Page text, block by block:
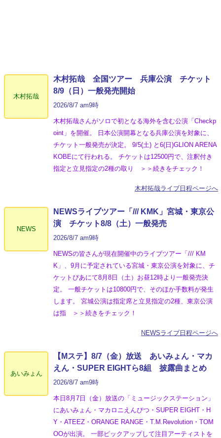
木村拓哉
木村拓哉 全国ツアー 兵庫公演 チケット
8/9（日）一般発売開始
2026/8/7 am9時
木村拓哉さんがソロで初となる海外を含む公演「Checkp
oint」を開催。 日本公演開幕となる兵庫公演を対象に、
チケット一般発売が決定。 9/5(土) と6(日)GLION ARENA
KOBEにて行われる。 チケットは12500円で、注釈付き
指定と立見指定の2種の取り ＞＞続きをチェック！
木村拓哉ライブ日程ページへ
NEWS
NEWSライブツアー「/// KMK」宮城・東京公
演 チケット8/8（土）一般発売
2026/8/7 am9時
NEWSの皆さんが現在開催中のライブツアー「/// KM
K」、9月に予定されている宮城・東京公演を対象に、チ
ケットぴあにて8月8日（土）お昼12時より一般発売決
定。 一般チケットは10800円で、そのほか手数料が発生
します。 宮城公演は指定席と立見指定の2種、東京公演
は指 ＞＞続きをチェック！
NEWSライブ日程ページへ
あいみょん
【Mステ】8/7（金）放送 あいみょん・マカ
えん・SUPER EIGHTら8組 披露曲まとめ
2026/8/7 am9時
本日8月7日（金）放送の「ミュージックステーション」
にあいみょん・マカロニえんぴつ・SUPER EIGHT・H
Y・ATEEZ・ORANGE RANGE・T.M.Revolution・TOM
OOが出演。 一部ピックアップして注目アーティストを